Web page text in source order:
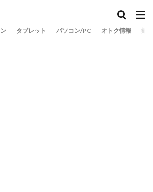
タブレット パソコン/PC オトク情報 旅